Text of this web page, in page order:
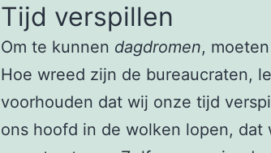
Tijd verspillen
Om te kunnen dagdromen,
Hoe wreed zijn de bureaucraten,
voorhouden dat wij onze tijd
ons hoofd in de wolken lopen,